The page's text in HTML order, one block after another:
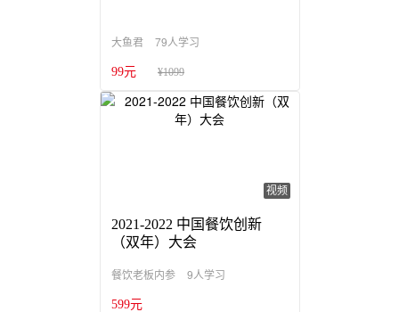
大鱼君 79人学习
99元 ¥1099
视频
2021-2022 中国餐饮创新
（双年）大会
餐饮老板内参 9人学习
599元